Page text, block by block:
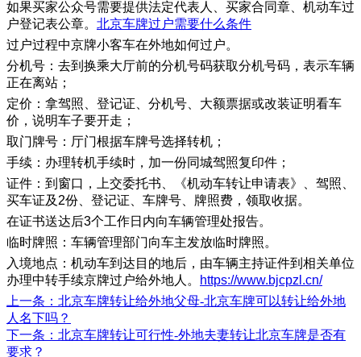
如果买家公众号需要提供法定代表人、买家合同章、机动车过
户登记表公章。 北京车牌过户需要什么条件
过户过程中京牌小客车在外地如何过户。
分机号：去到换乘大厅前的分机号码获取分机号码，表示车辆
正在离站；
定价：拿驾照、登记证、分机号、大额票据或改装证明看车
价，说明车子要开走；
取门牌号：厅门根据车牌号选择转机；
手续：办理转机手续时，加一份同城驾照复印件；
证件：到窗口，上交委托书、《机动车转让申请表》、驾照、
买车证及2份、登记证、车牌号、牌照费，领取收据。
在证书送达后3个工作日内向车辆管理处报告。
临时牌照：车辆管理部门向车主发放临时牌照。
入境地点：机动车到达目的地后，由车辆主持证件到相关单位
办理中转手续京牌过户给外地人。
https://www.bjcpzl.cn/
上一条 ：​北京车牌转让给外地父母-北京车牌可以转让给外地
人名下吗？
下一条 ：​北京车牌转让可行性-外地夫妻转让北京车牌是否有
要求？